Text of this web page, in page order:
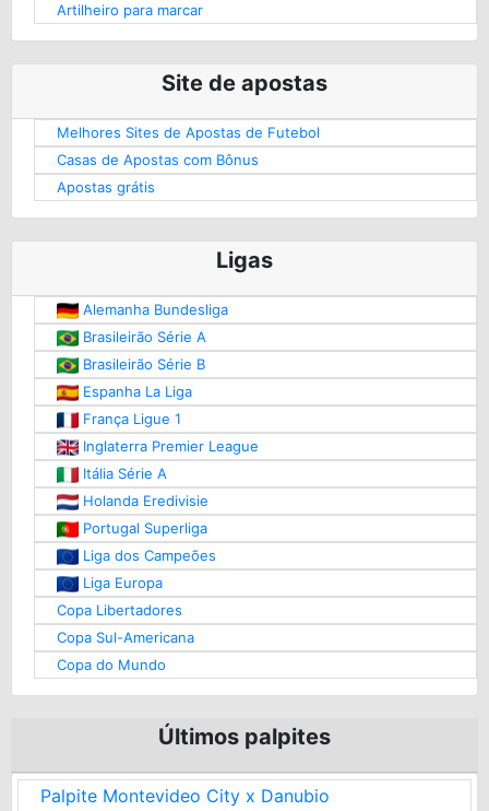
Artilheiro para marcar
Site de apostas
Melhores Sites de Apostas de Futebol
Casas de Apostas com Bônus
Apostas grátis
Ligas
Alemanha Bundesliga
Brasileirão Série A
Brasileirão Série B
Espanha La Liga
França Ligue 1
Inglaterra Premier League
Itália Série A
Holanda Eredivisie
Portugal Superliga
Liga dos Campeões
Liga Europa
Copa Libertadores
Copa Sul-Americana
Copa do Mundo
Últimos palpites
Palpite Montevideo City x Danubio